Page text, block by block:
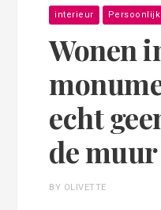
interieur Persoonlijk
Wonen
echt
de
BY OLIVETTE